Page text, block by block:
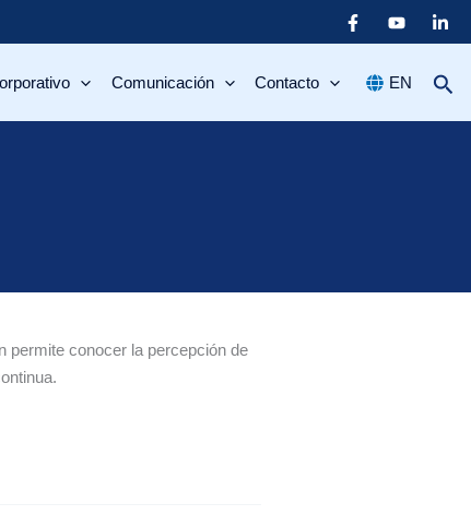
Comunicación Contacto EN
permite conocer la percepción de